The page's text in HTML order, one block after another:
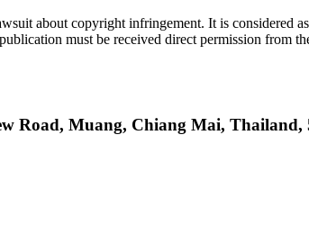
about copyright infringement. It is considered
must be received direct permission from
Road, Muang, Chiang Mai, Thailand,